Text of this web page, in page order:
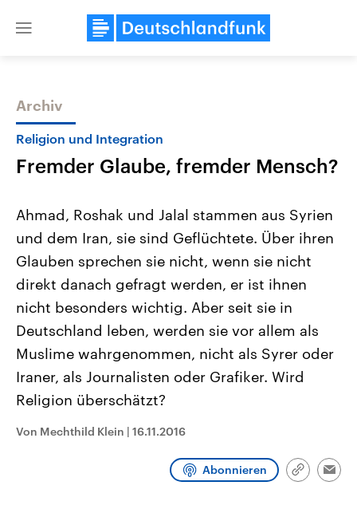
Close
Themen
Landtagswahl Sachsen-Anhalt
2026
Alle Informationen
Sachsen-Anhalt wählt am 6.
September 2026 einen neuen
Landtag. Seit 2021 wird das
Bundesland von einer Koalition aus
Umfragen, Prognosen,
Wahlprogramme, aktuelle Berichte
und Hintergründe zu den Parteien
Wahl.
Aktuelle Beiträge,
Hintergründe
Wirtschaftlich und
gehören die Vereinigten
mit großem Einfluss auf
Sendungen Programm
Archiv
Religion und Integration
Fremder Glaube, fremder Mensch?
Ahmad, Roshak und Jalal stammen aus Syrien
und dem Iran, sie sind Geflüchtete. Über ihren
Glauben sprechen sie nicht, wenn sie nicht
direkt danach gefragt werden, er ist ihnen
nicht besonders wichtig. Aber seit sie in
Deutschland leben, werden sie vor allem als
Muslime wahrgenommen, nicht als Syrer oder
Iraner, als Journalisten oder Grafiker. Wird
Religion überschätzt?
Von Mechthild Klein | 16.11.2016
Abonnieren
Link